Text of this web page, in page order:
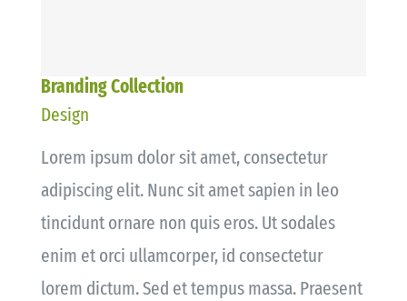
Branding Collection
Design
Lorem ipsum dolor sit amet, consectetur
adipiscing elit. Nunc sit amet sapien in leo
tincidunt ornare non quis eros. Ut sodales
enim et orci ullamcorper, id consectetur
lorem dictum. Sed et tempus massa. Praesent